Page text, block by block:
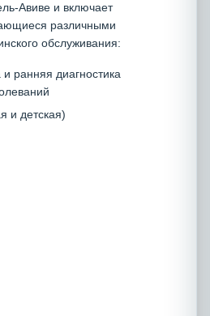
Авиве и включает
различными
обслуживания:
ранняя диагностика
и детская)